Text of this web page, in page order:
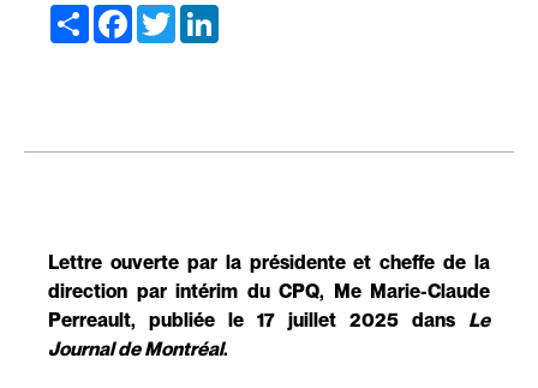
Share Facebook
Twitter
Lettre ouverte par la présidente et cheffe de la
direction par intérim du CPQ, Me Marie-Claude
Perreault, publiée le 17 juillet 2025 dans Le
Journal de Montréal.